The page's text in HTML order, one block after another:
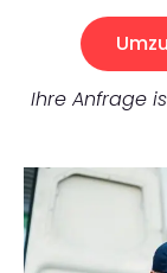
Ihre Anfrage